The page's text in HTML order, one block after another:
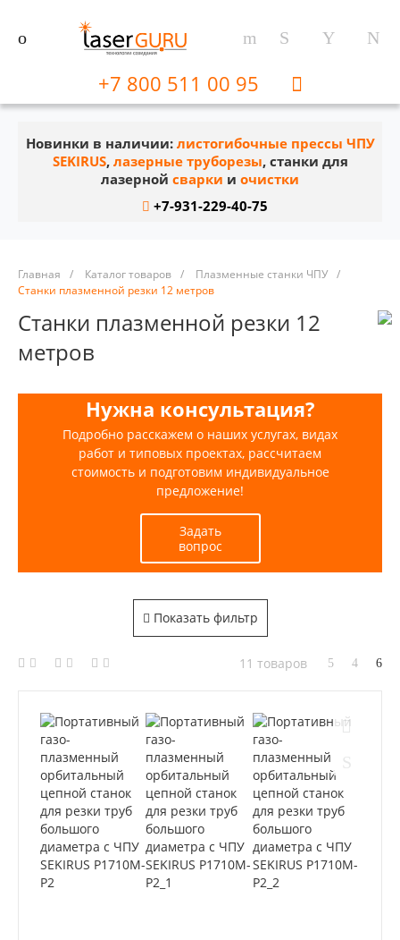
+7 800 511 00 95
Новинки в наличии: листогибочные прессы ЧПУ
SEKIRUS, лазерные труборезы, станки для
лазерной сварки и очистки
+7-931-229-40-75
Главная / Каталог товаров / Плазменные станки ЧПУ /
Станки плазменной резки 12 метров
Станки плазменной резки 12
метров
Нужна консультация?
Подробно расскажем о наших услугах, видах
работ и типовых проектах, рассчитаем
стоимость и подготовим индивидуальное
предложение!
Задать
вопрос
Показать фильтр
11 товаров